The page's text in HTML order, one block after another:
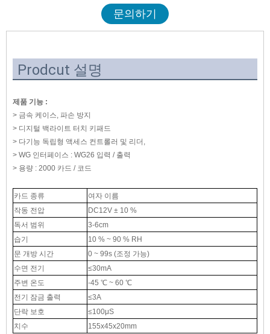
문의하기
Prodcut 설명
제품 기능 :
> 금속 케이스, 파손 방지
> 디지털 백라이트 터치 키패드
> 다기능 독립형 액세스 컨트롤러 및 리더,
> WG 인터페이스 : WG26 입력 / 출력
> 용량 : 2000 카드 / 코드
카드 종류
여자 이름
작동 전압
DC12V ± 10 %
독서 범위
3-6cm
습기
10 % ~ 90 % RH
문 개방 시간
0 ~ 99s (조정 가능)
수면 전기
≤30mA
주변 온도
-45 ℃ ~ 60 ℃
전기 잠금 출력
≤3A
단락 보호
≤100μS
치수
155x45x20mm